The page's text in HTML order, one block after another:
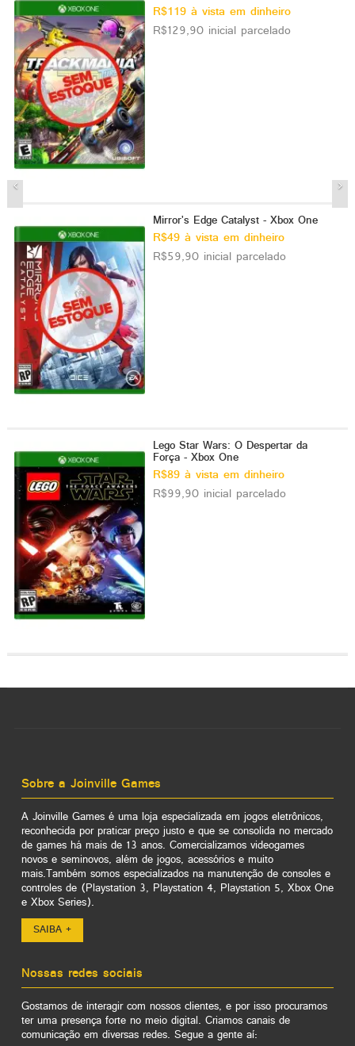
R$119 à vista em dinheiro
R$129,90 inicial parcelado
Mirror's Edge Catalyst - Xbox One
R$49 à vista em dinheiro
R$59,90 inicial parcelado
Lego Star Wars: O Despertar da
Força - Xbox One
R$89 à vista em dinheiro
R$99,90 inicial parcelado
Sobre a Joinville Games
A Joinville Games é uma loja especializada em jogos eletrônicos,
reconhecida por praticar preço justo e que se consolida no mercado
de games há mais de 13 anos. Comercializamos videogames
novos e seminovos, além de jogos, acessórios e muito
mais.Também somos especializados na manutenção de consoles e
controles de (Playstation 3, Playstation 4, Playstation 5, Xbox One
e Xbox Series).
SAIBA +
Nossas redes sociais
Gostamos de interagir com nossos clientes, e por isso procuramos
ter uma presença forte no meio digital. Criamos canais de
comunicação em diversas redes. Segue a gente aí: